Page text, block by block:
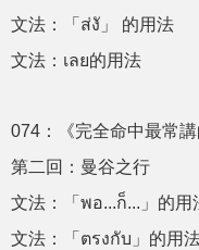
文法：「ส่งั」 的用法
文法：เลย的用法
074：《完全命中最常
第二回：曼谷之行
文法：「พอ...ก็...」的用
文法：「ตรงกับ」的用